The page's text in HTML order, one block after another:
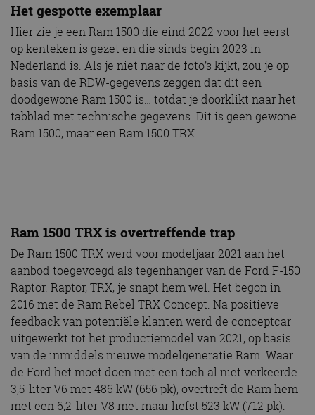
Het gespotte exemplaar
Hier zie je een Ram 1500 die eind 2022 voor het eerst
op kenteken is gezet en die sinds begin 2023 in
Nederland is. Als je niet naar de foto’s kijkt, zou je op
basis van de RDW-gegevens zeggen dat dit een
doodgewone Ram 1500 is… totdat je doorklikt naar het
tabblad met technische gegevens. Dit is geen gewone
Ram 1500, maar een Ram 1500 TRX.
Ram 1500 TRX is overtreffende trap
De Ram 1500 TRX werd voor modeljaar 2021 aan het
aanbod toegevoegd als tegenhanger van de Ford F-150
Raptor. Raptor, TRX, je snapt hem wel. Het begon in
2016 met de Ram Rebel TRX Concept. Na positieve
feedback van potentiële klanten werd de conceptcar
uitgewerkt tot het productiemodel van 2021, op basis
van de inmiddels nieuwe modelgeneratie Ram. Waar
de Ford het moet doen met een toch al niet verkeerde
3,5-liter V6 met 486 kW (656 pk), overtreft de Ram hem
met een 6,2-liter V8 met maar liefst 523 kW (712 pk).